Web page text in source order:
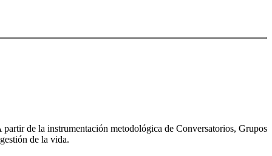
de la instrumentación metodológica de Conversatorios, Grupos
de la vida.